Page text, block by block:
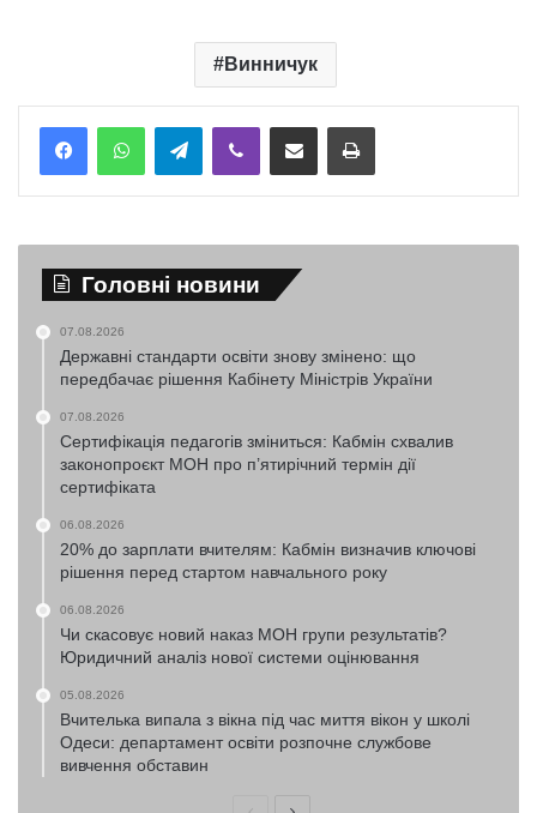
Винничук
TelegramViber Надіслати електронною поштоюНадрукувати
Головні новини
07.08.2026
Державні стандарти освіти знову змінено: що
передбачає рішення Кабінету Міністрів України
07.08.2026
Сертифікація педагогів зміниться: Кабмін схвалив
законопроєкт МОН про п’ятирічний термін дії
сертифіката
06.08.2026
20% до зарплати вчителям: Кабмін визначив ключові
рішення перед стартом навчального року
06.08.2026
Чи скасовує новий наказ МОН групи результатів?
Юридичний аналіз нової системи оцінювання
05.08.2026
Вчителька випала з вікна під час миття вікон у школі
Одеси: департамент освіти розпочне службове
вивчення обставин